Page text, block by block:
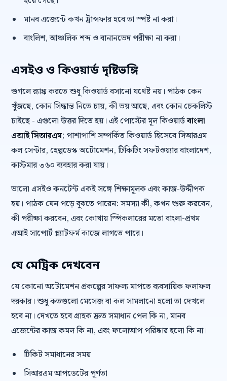
মানব এজেন্টে কখন ট্রান্সফার হবে তা স্পষ্ট না করা।
বাংলিশ, আঞ্চলিক শব্দ ও বানানভেদ পরীক্ষা না করা।
এসইও ও কিওয়ার্ড দৃষ্টিভঙ্গি
গুগলে র‍্যাঙ্ক করতে শুধু কিওয়ার্ড বসানো যথেষ্ট নয়। পাঠক কেন
খুঁজছে, কোন সিদ্ধান্ত নিতে চায়, কী ভয় আছে, এবং কোন চেকলিস্ট
চাইছে - এগুলো উত্তর দিতে হয়। এই পোস্টের মূল কিওয়ার্ডবাংলা
এআই সিআরএম; পাশাপাশি সম্পর্কিত কিওয়ার্ড হিসেবে সিআরএম
কল সেন্টার, হেল্পডেস্ক অটোমেশন, টিকিটিং সফটওয়্যার বাংলাদেশ,
কাস্টমার ৩৬০ ব্যবহার করা যায়।
ভালো এসইও কনটেন্ট একই সঙ্গে শিক্ষামূলক এবং কাজ-উদ্দীপক
হয়। পাঠক যেন পড়ে বুঝতে পারেন: সমস্যা কী, কখন শুরু করবেন,
কী পরীক্ষা করবেন, এবং কোথায় স্পিকলারের মতো বাংলা-প্রথম
এআই সাপোর্ট প্ল্যাটফর্ম কাজে লাগতে পারে।
যে মেট্রিক দেখবেন
যে কোনো অটোমেশন প্রকল্পের সাফল্য মাপতে ব্যবসায়িক ফলাফল
দরকার। শুধু কতগুলো মেসেজ বা কল সামলানো হলো তা দেখলে
হবে না। দেখতে হবে গ্রাহক দ্রুত সমাধান পেল কি না, মানব
এজেন্টের কাজ কমল কি না, এবং ফলোআপ পরিষ্কার হলো কি না।
টিকিট সমাধানের সময়
সিআরএম আপডেটের পূর্ণতা